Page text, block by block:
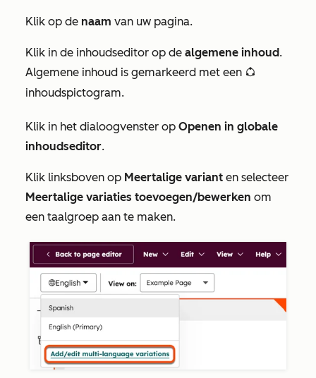
Klik op de naam van uw pagina.
Klik in de inhoudseditor op de algemene inhoud.
Algemene inhoud is gemarkeerd met een globalGroup algemene
inhoudspictogram.
Klik in het dialoogvenster op Openen in globale
inhoudseditor.
Klik linksboven op Meertalige variant en selecteer
Meertalige variaties toevoegen/bewerken om
een taalgroep aan te maken.